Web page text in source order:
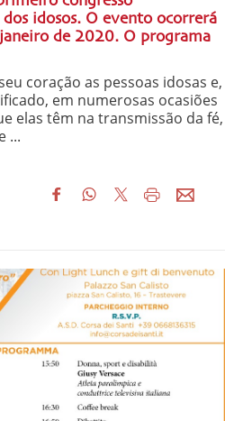
idosos. O evento ocorrerá
de 2020. O programa
coração as pessoas idosas e,
em numerosas ocasiões
elas têm na transmissão da fé,
...